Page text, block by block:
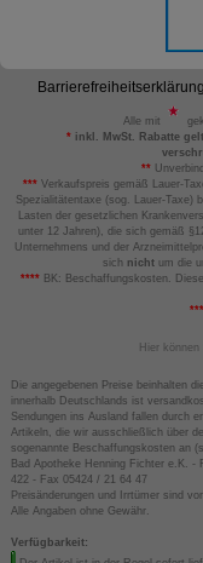
Barrierefreiheitserklärung
Alle mit
*inkl. MwSt. Rabatte
**
*** Verkaufspreis gemäß Lauer-
Spezialitätentaxe (sog. Lauer-Taxe)
Lasten der gesetzlichen
unter 12 Jahren), die sich gemäß
Unternehmens und der
sich nicht um die
****BK: Beschaffungskosten.
Hier
Die angegebenen Preise beinhalten
innerhalb Deutschlands ist
Sendungen ins Ausland fallen durch
Artikeln, die wir ausschließlich über
sogenannte Beschaffungskosten an
Bad Apotheke Henning Fichter e.K. -
422 - Fax 05424 / 21 64 47
Preisänderungen und Irrtümer sind
Alle Angaben ohne Gewähr.
Verfügbarkeit: